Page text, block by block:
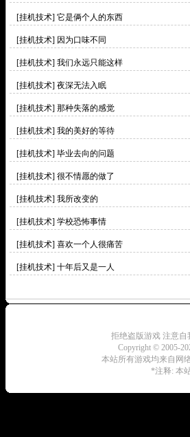
[挂机技术] 它是俩个人的东西
[挂机技术] 因为口味不同
[挂机技术] 我们永远只能这样
[挂机技术] 夜深无法入眠
[挂机技术] 那种失落的感觉
[挂机技术] 我的美好的等待
[挂机技术] 毕业去向的问题
[挂机技术] 很不情愿的做了
[挂机技术] 我所改变的
[挂机技术] 学校恐怖事情
[挂机技术] 喜欢一个人很痛苦
[挂机技术] 十年后又是一人
拒绝盗版游戏 注意
Copyright © 2005-
本站所有游戏均来自网
*注释: 本